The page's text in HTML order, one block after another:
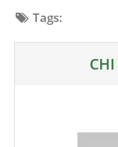
Tags: